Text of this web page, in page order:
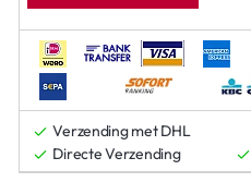
Verzending met DHL
Directe Verzending